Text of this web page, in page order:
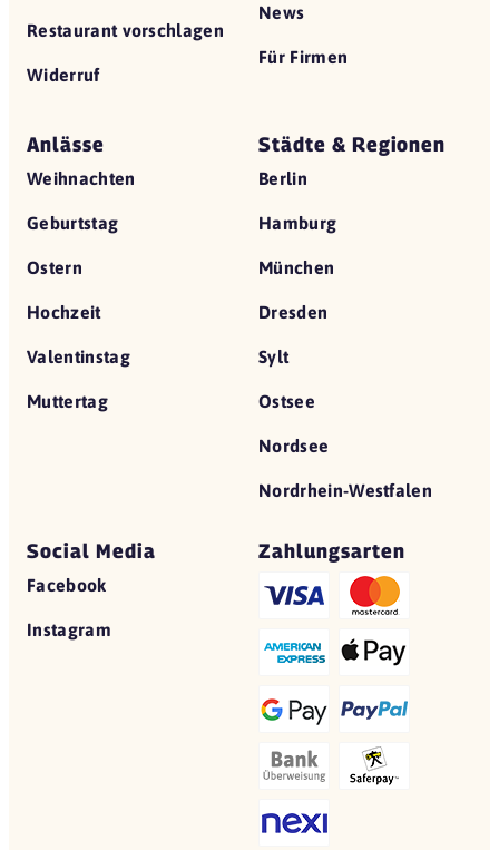
Restaurant vorschlagen
Widerruf
News
Für Firmen
Anlässe
Weihnachten
Geburtstag
Ostern
Hochzeit
Valentinstag
Muttertag
Städte & Regionen
Berlin
Hamburg
München
Dresden
Sylt
Ostsee
Nordsee
Nordrhein-Westfalen
Social Media
Facebook
Instagram
Zahlungsarten